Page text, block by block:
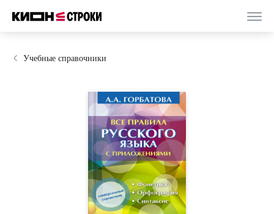
Учебные справочники